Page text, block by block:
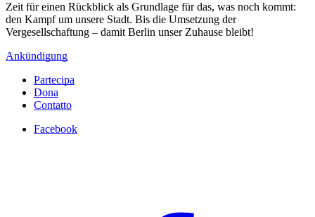
Zeit für einen Rückblick als Grundlage für das, was noch kommt:
den Kampf um unsere Stadt. Bis die Umsetzung der
Vergesellschaftung – damit Berlin unser Zuhause bleibt!
Ankündigung
Partecipa
Dona
Contatto
Facebook